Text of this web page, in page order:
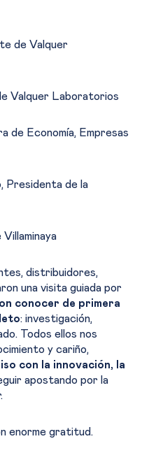
de Valquer
Valquer Laboratorios
de Economía, Empresas
Presidenta de la
Villaminaya
distribuidores,
una visita guiada por
conocer de primera
: investigación,
Todos ellos nos
y cariño,
con la innovación, la
apostando por la
enorme gratitud.